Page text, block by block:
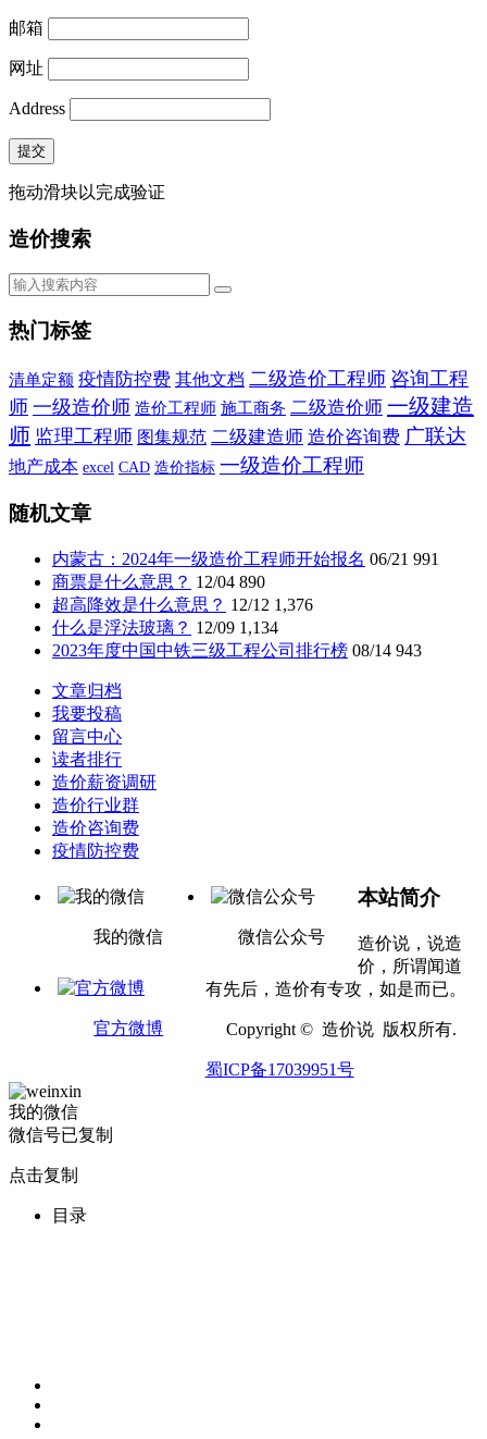
邮箱
网址
Address
提交
拖动滑块以完成验证
造价搜索
热门标签
清单定额 疫情防控费 其他文档 二级造价工程师 咨询工程
师 一级造价师 造价工程师 施工商务 二级造价师 一级建造
师 监理工程师 图集规范 二级建造师 造价咨询费 广联达
地产成本 excel CAD 造价指标 一级造价工程师
随机文章
内蒙古：2024年一级造价工程师开始报名 06/21 991
商票是什么意思？ 12/04 890
超高降效是什么意思？ 12/12 1,376
什么是浮法玻璃？ 12/09 1,134
2023年度中国中铁三级工程公司排行榜 08/14 943
文章归档
我要投稿
留言中心
读者排行
造价薪资调研
造价行业群
造价咨询费
疫情防控费
我的微信 微信公众号
官方微博
本站简介
造价说，说造
价，所谓闻道
有先后，造价有专攻，如是而已。
Copyright © 造价说 版权所有.
蜀ICP备17039951号
我的微信
微信号已复制
点击复制
目录